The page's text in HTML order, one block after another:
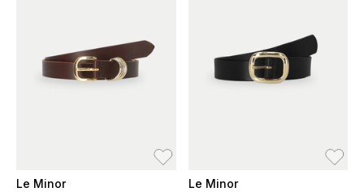
Le Minor Le Minor